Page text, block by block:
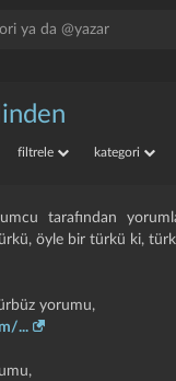
filtrele kategori
tarafından
öyle bir türkü ki,
yorumu,
...